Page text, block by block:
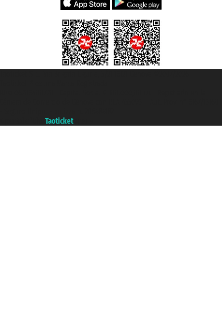
Taoticket